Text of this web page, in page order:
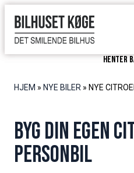
henter
HJEM » NYE BILER » NYE
BYG DIN EGEN
PERSONBIL